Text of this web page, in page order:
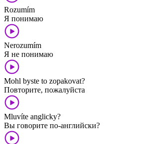
Rozumím
Я понимаю
Nerozumím
Я не понимаю
Mohl byste to zopakovat?
Повторите, пожалуйста
Mluvíte anglicky?
Вы говорите по-английски?